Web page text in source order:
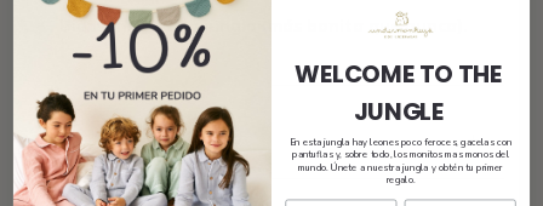
Bienvenidos a la jungla (más bonita que nunca).
Envío
WELCOME TO THE
JUNGLE
En esta jungla hay leones poco feroces, gacelas con
pantuflas y, sobre todo, los monitos mas monos del
mundo. Únete a nuestra jungla y obtén tu primer
regalo.